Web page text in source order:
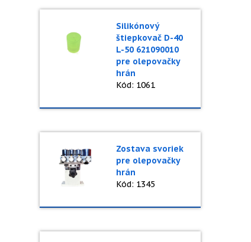
Silikónový
štiepkovač D-40
L-50 621090010
pre olepovačky
hrán
Kód: 1061
Zostava svoriek
pre olepovačky
hrán
Kód: 1345